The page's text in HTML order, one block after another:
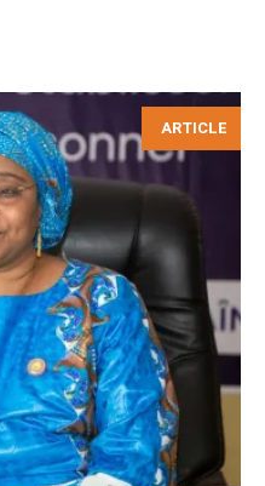
ARTICLE